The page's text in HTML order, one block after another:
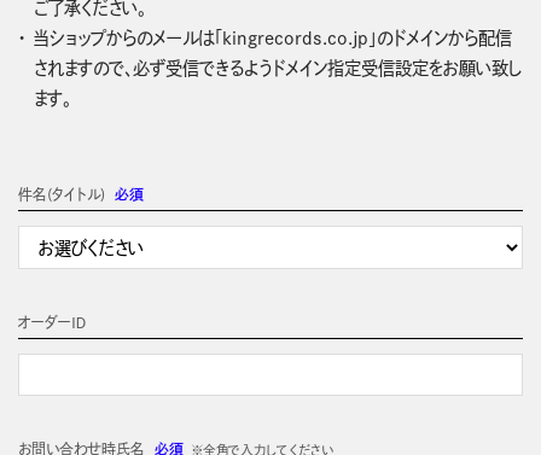
ご了承ください。
当ショップからのメールは「kingrecords.co.jp」のドメインから配信
されますので、必ず受信できるようドメイン指定受信設定をお願い致し
ます。
件名(タイトル) 必須
オーダーＩＤ
お問い合わせ時氏名 必須 ※全角で入力してください